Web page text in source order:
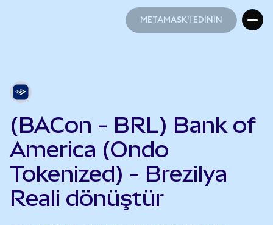
METAMASK'I EDİNİN
(BACon - BRL) Bank of
America (Ondo
Tokenized) - Brezilya
Reali dönüştür